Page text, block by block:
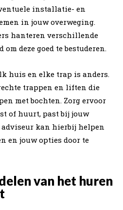
installatie- en
in jouw overweging.
hanteren verschillende
deze goed te bestuderen.
huis en elke trap is anders.
trappen en liften die
met bochten. Zorg ervoor
of huurt, past bij jouw
kan hierbij helpen
en jouw opties door te
van het huren